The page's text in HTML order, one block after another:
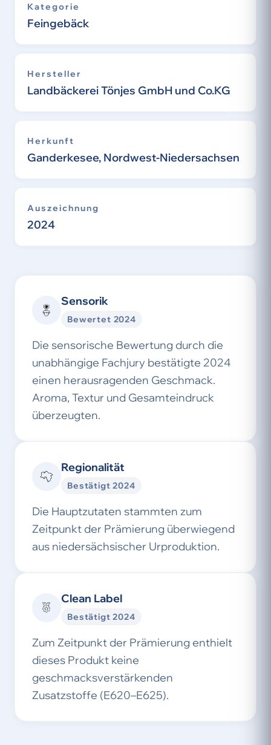
Kategorie
Feingebäck
Hersteller
Landbäckerei Tönjes GmbH und Co.KG
Herkunft
Ganderkesee, Nordwest-Niedersachsen
Auszeichnung
2024
Sensorik
Bewertet 2024
Die sensorische Bewertung durch die
unabhängige Fachjury bestätigte 2024
einen herausragenden Geschmack.
Aroma, Textur und Gesamteindruck
überzeugten.
Regionalität
Bestätigt 2024
Die Hauptzutaten stammten zum
Zeitpunkt der Prämierung überwiegend
aus niedersächsischer Urproduktion.
Clean Label
Bestätigt 2024
Zum Zeitpunkt der Prämierung enthielt
dieses Produkt keine
geschmacksverstärkenden
Zusatzstoffe (E620–E625).